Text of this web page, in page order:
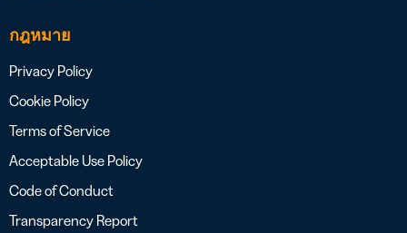
กฎหมาย
Privacy Policy
Cookie Policy
Terms of Service
Acceptable Use Policy
Code of Conduct
Transparency Report